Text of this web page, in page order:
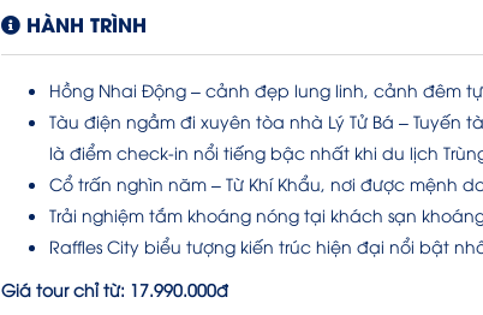
HÀNH TRÌNH
Hồng Nhai Động – cảnh đẹp lung linh, cảnh đêm
Tàu điện ngầm đi xuyên tòa nhà Lý Tử Bá –
là điểm check-in nổi tiếng bậc nhất khi du lịch
Cổ trấn nghìn năm – Từ Khí Khẩu, nơi được mệnh
Trải nghiệm tắm khoáng nóng tại khách sạn
Raffles City biểu tượng kiến trúc hiện đại nổi bật
Giá tour chỉ từ: 17.990.000đ